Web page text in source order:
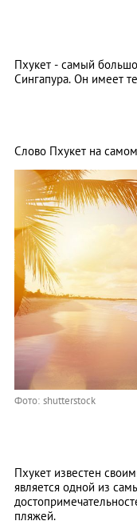
Пхукет - самый
Сингапура. Он имеет
Слово Пхукет на
Фото: shutterstock
Пхукет известен
является одной из
пляжей.